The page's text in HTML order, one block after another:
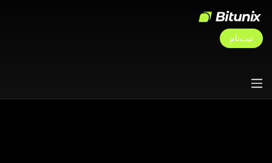
ثبت‌نام